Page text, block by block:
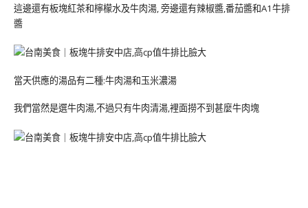
這邊還有板塊紅茶和檸檬水及牛肉湯, 旁邊還有辣椒醬,番茄醬和A1牛排
醬
當天供應的湯品有二種:牛肉湯和玉米濃湯
我們當然是選牛肉湯,不過只有牛肉清湯,裡面撈不到甚麼牛肉塊